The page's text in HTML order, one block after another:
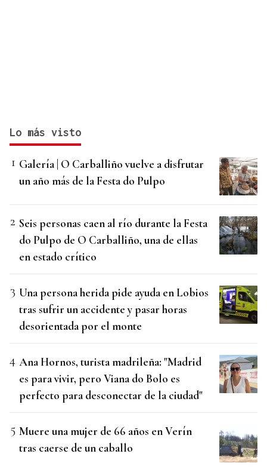
Lo más visto
Galería | O Carballiño vuelve a disfrutar
un año más de la Festa do Pulpo
Seis personas caen al río durante la Festa
do Pulpo de O Carballiño, una de ellas
en estado crítico
Una persona herida pide ayuda en Lobios
tras sufrir un accidente y pasar horas
desorientada por el monte
Ana Hornos, turista madrileña: "Madrid
es para vivir, pero Viana do Bolo es
perfecto para desconectar de la ciudad"
Muere una mujer de 66 años en Verín
tras caerse de un caballo